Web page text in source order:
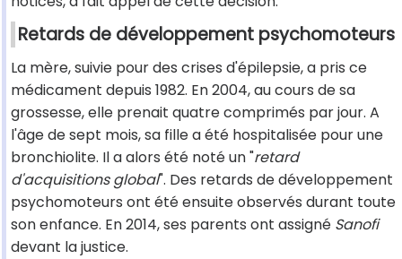
Retards de développement psychomoteurs
La mère, suivie pour des crises d'épilepsie, a pris ce
médicament depuis 1982. En 2004, au cours de sa
grossesse, elle prenait quatre comprimés par jour. A
l'âge de sept mois, sa fille a été hospitalisée pour une
bronchiolite. Il a alors été noté un "retard
d'acquisitions global". Des retards de développement
psychomoteurs ont été ensuite observés durant toute
son enfance. En 2014, ses parents ont assigné Sanofi
devant la justice.